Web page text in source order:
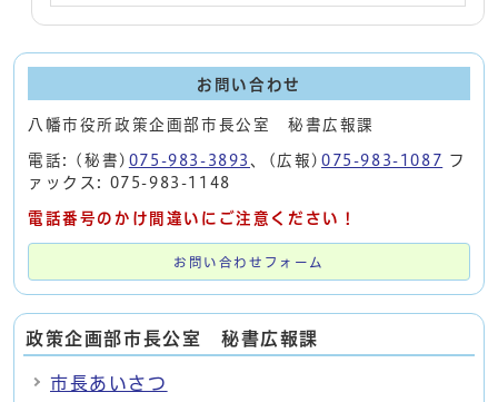
お問い合わせ
八幡市役所政策企画部市長公室 秘書広報課
電話: (秘書) 075-983-3893 、(広報)075-983-1087 フ
ァックス: 075-983-1148
電話番号のかけ間違いにご注意ください！
お問い合わせフォーム
政策企画部市長公室 秘書広報課
市長あいさつ